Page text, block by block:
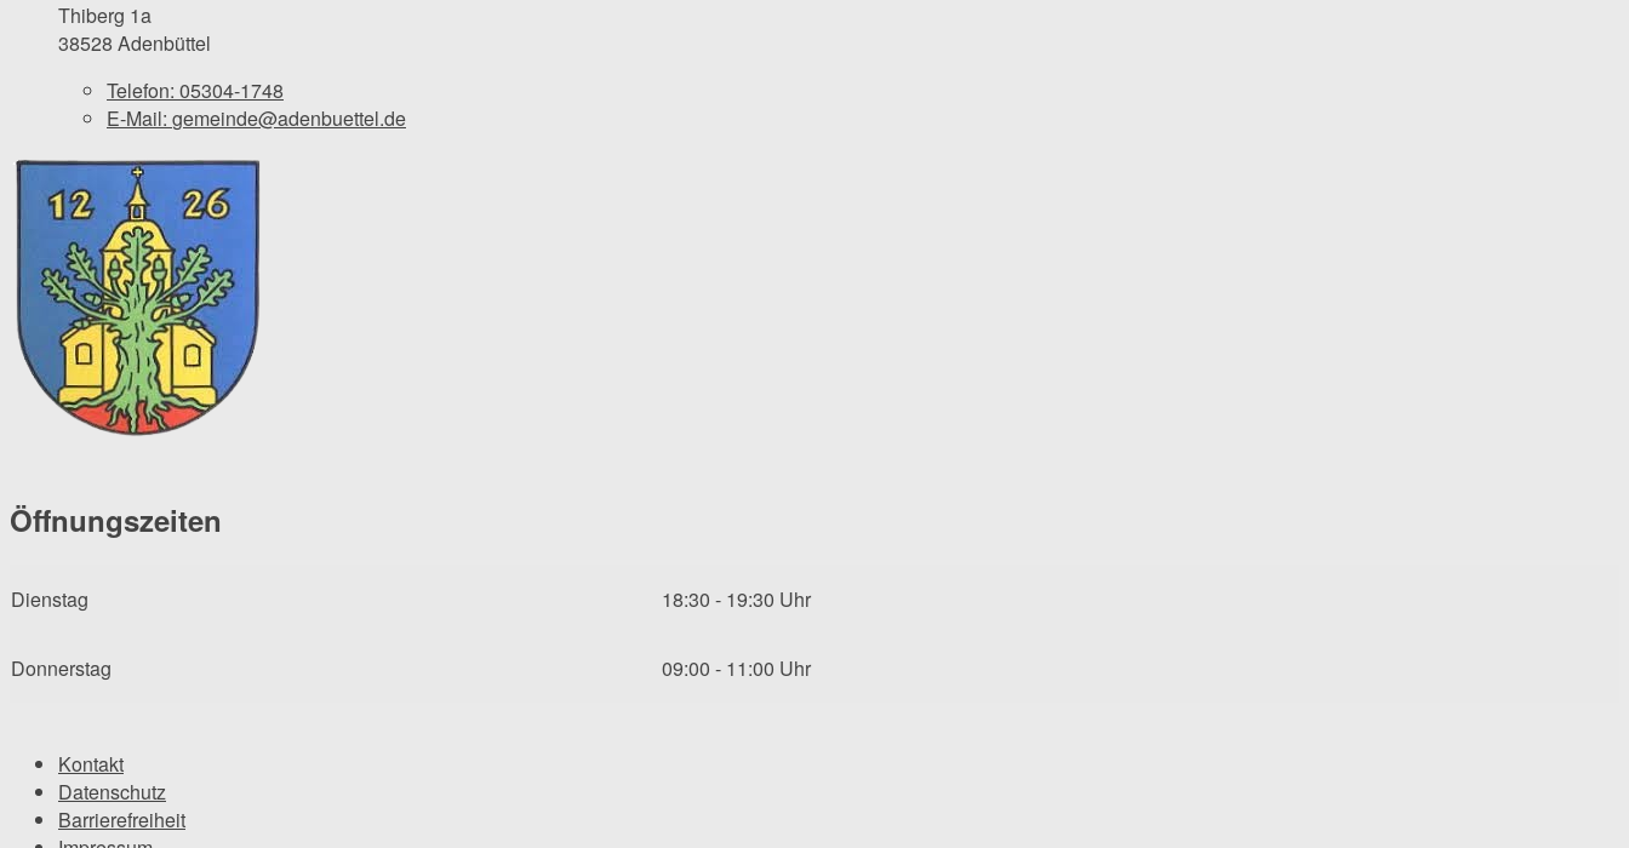
Thiberg 1a
38528 Adenbüttel
Telefon: 05304-1748
E-Mail: gemeinde@adenbuettel.de
Öffnungszeiten
Dienstag 18:30 - 19:30 Uhr
Donnerstag 09:00 - 11:00 Uhr
Kontakt
Datenschutz
Barrierefreiheit